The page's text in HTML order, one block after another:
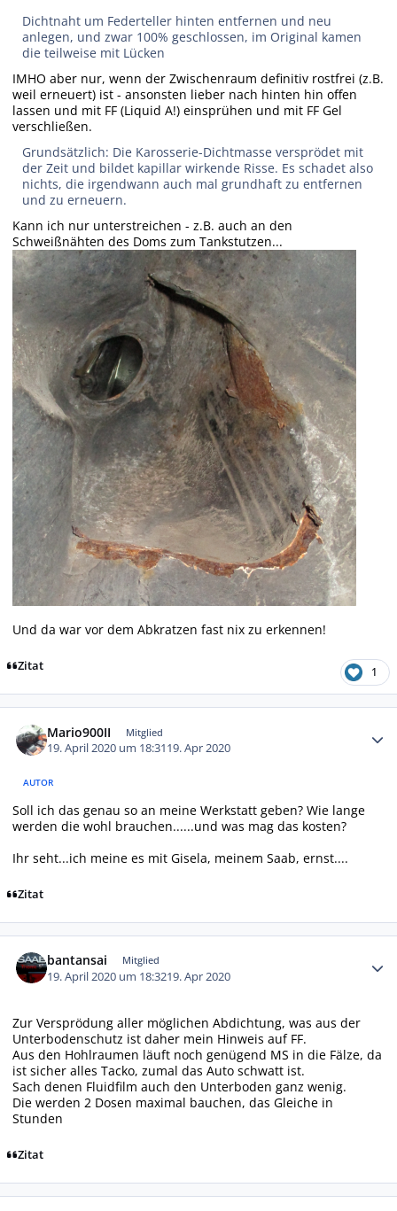
Dichtnaht um Federteller hinten entfernen und neu
anlegen, und zwar 100% geschlossen, im Original kamen
die teilweise mit Lücken
IMHO aber nur, wenn der Zwischenraum definitiv rostfrei (z.B.
weil erneuert) ist - ansonsten lieber nach hinten hin offen
lassen und mit FF (Liquid A!) einsprühen und mit FF Gel
verschließen.
Grundsätzlich: Die Karosserie-Dichtmasse versprödet mit
der Zeit und bildet kapillar wirkende Risse. Es schadet also
nichts, die irgendwann auch mal grundhaft zu entfernen
und zu erneuern.
Kann ich nur unterstreichen - z.B. auch an den
Schweißnähten des Doms zum Tankstutzen...
Und da war vor dem Abkratzen fast nix zu erkennen!
Zitat 1
Mario900II Mitglied
19. April 2020 um 18:3119. Apr 2020
AUTOR
Soll ich das genau so an meine Werkstatt geben? Wie lange
werden die wohl brauchen......und was mag das kosten?
Ihr seht...ich meine es mit Gisela, meinem Saab, ernst....
Zitat
bantansai Mitglied
19. April 2020 um 18:3219. Apr 2020
Zur Versprödung aller möglichen Abdichtung, was aus der
Unterbodenschutz ist daher mein Hinweis auf FF.
Aus den Hohlraumen läuft noch genügend MS in die Fälze, da
ist sicher alles Tacko, zumal das Auto schwatt ist.
Sach denen Fluidfilm auch den Unterboden ganz wenig.
Die werden 2 Dosen maximal bauchen, das Gleiche in
Stunden
Zitat